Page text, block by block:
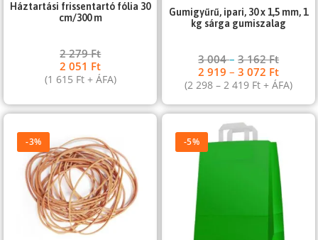
Háztartási frissentartó fólia 30
cm/300 m
2 279Ft
2 051 Ft
(1 615 Ft+ ÁFA)
Gumigyűrű, ipari, 30 x 1,5 mm, 1
kg sárga gumiszalag
3 004–3 162Ft
2 919–3 072 Ft
(2 298– 2 419 Ft + ÁFA)
-3% -5%